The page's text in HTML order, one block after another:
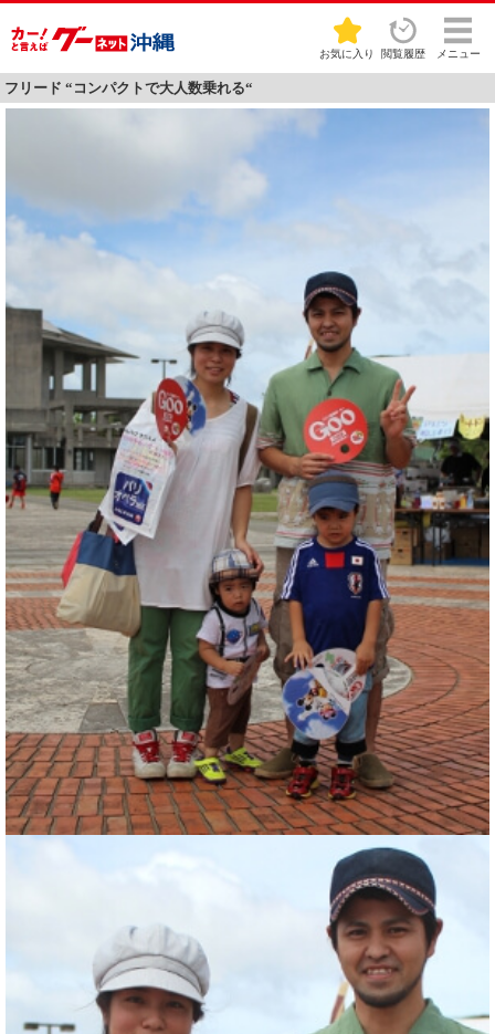
お気に入り 閲覧履歴 メニュー
フリード “コンパクトで大人数乗れる“